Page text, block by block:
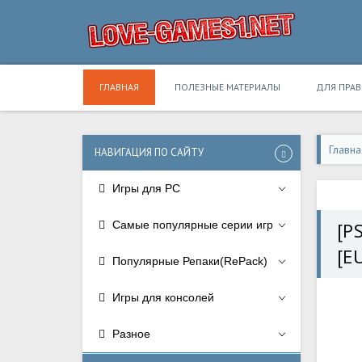
ГЛАВНАЯ ПОЛЕЗНЫЕ МАТЕРИАЛЫ ДЛЯ
НАВИГАЦИЯ ПО САЙТУ
Игры для PC
Самые популярные серии игр
Популярные Репаки(RePack)
Игры для консолей
Разное